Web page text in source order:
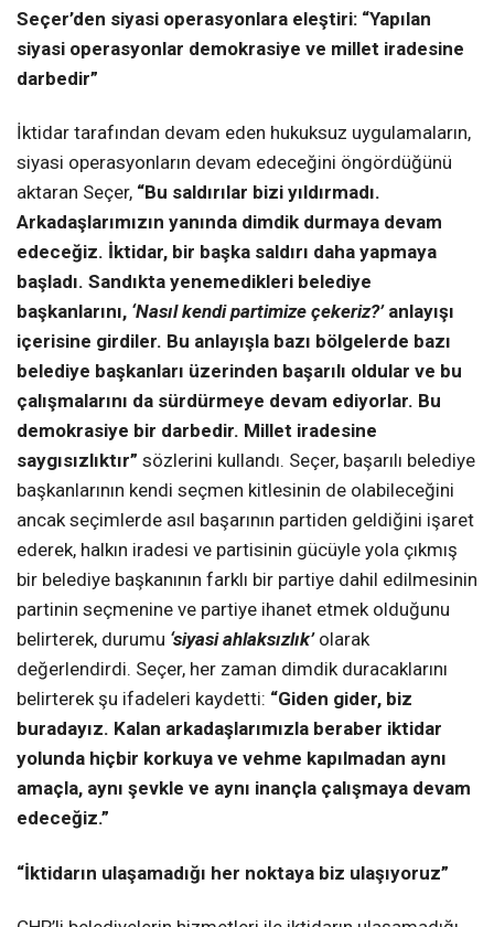
Seçer’den siyasi operasyonlara eleştiri: “Yapılan
siyasi operasyonlar demokrasiye ve millet iradesine
darbedir”
İktidar tarafından devam eden hukuksuz uygulamaların,
siyasi operasyonların devam edeceğini öngördüğünü
aktaran Seçer, “Bu saldırılar bizi yıldırmadı.
Arkadaşlarımızın yanında dimdik durmaya devam
edeceğiz. İktidar, bir başka saldırı daha yapmaya
başladı. Sandıkta yenemedikleri belediye
başkanlarını, ‘Nasıl kendi partimize çekeriz?’anlayışı
içerisine girdiler. Bu anlayışla bazı bölgelerde bazı
belediye başkanları üzerinden başarılı oldular ve bu
çalışmalarını da sürdürmeye devam ediyorlar. Bu
demokrasiye bir darbedir. Millet iradesine
saygısızlıktır” sözlerini kullandı. Seçer, başarılı belediye
başkanlarının kendi seçmen kitlesinin de olabileceğini
ancak seçimlerde asıl başarının partiden geldiğini işaret
ederek, halkın iradesi ve partisinin gücüyle yola çıkmış
bir belediye başkanının farklı bir partiye dahil edilmesinin
partinin seçmenine ve partiye ihanet etmek olduğunu
belirterek, durumu ‘siyasi ahlaksızlık’olarak
değerlendirdi. Seçer, her zaman dimdik duracaklarını
belirterek şu ifadeleri kaydetti: “Giden gider, biz
buradayız. Kalan arkadaşlarımızla beraber iktidar
yolunda hiçbir korkuya ve vehme kapılmadan aynı
amaçla, aynı şevkle ve aynı inançla çalışmaya devam
edeceğiz.”
“İktidarın ulaşamadığı her noktaya biz ulaşıyoruz”